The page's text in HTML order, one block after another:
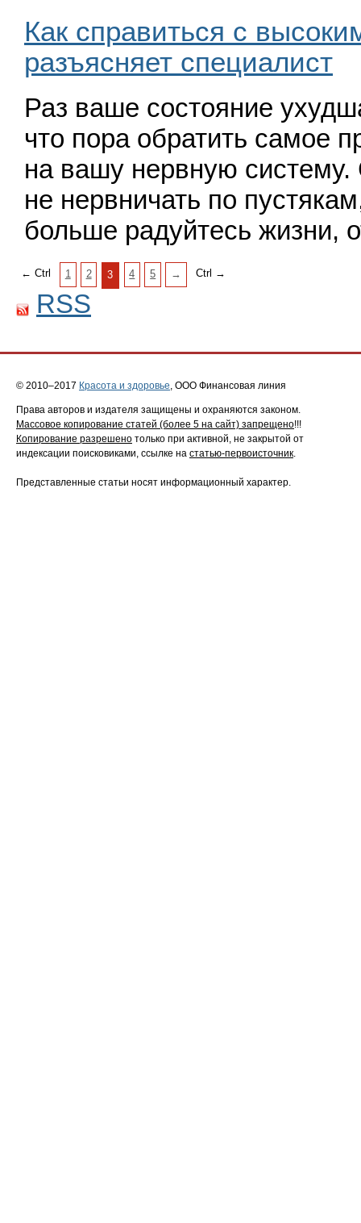
Как справиться с
разъясняет специалист
Раз ваше состояние
что пора обратить самое
на вашу нервную систему.
не нервничать по
больше радуйтесь жизни,
← Ctrl 1 2 3 4 5 → Ctrl →
RSS
© 2010–2017 Красота и здоровье , ООО Финансовая линия
Права авторов и издателя защищены и охраняются законом.
Массовое копирование статей (более 5 на сайт) запрещено!!!
Копирование разрешено только при активной, не закрытой от
индексации поисковиками, ссылке на статью-первоисточник
Представленные статьи носят информационный характер.